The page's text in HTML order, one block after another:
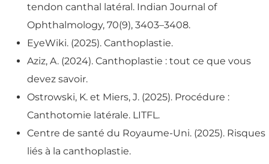
tendon canthal latéral. Indian Journal of
Ophthalmology, 70(9), 3403–3408.
EyeWiki. (2025). Canthoplastie.
Aziz, A. (2024). Canthoplastie : tout ce que vous
devez savoir.
Ostrowski, K. et Miers, J. (2025). Procédure :
Canthotomie latérale. LITFL.
Centre de santé du Royaume-Uni. (2025). Risques
liés à la canthoplastie.